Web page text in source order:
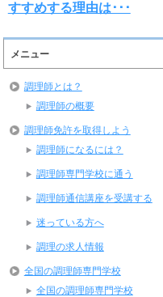
すすめする理由は･･･
メニュー
調理師とは？
調理師の概要
調理師免許を取得しよう
調理師になるには？
調理師専門学校に通う
調理師通信講座を受講する
迷っている方へ
調理の求人情報
全国の調理師専門学校
全国の調理師専門学校